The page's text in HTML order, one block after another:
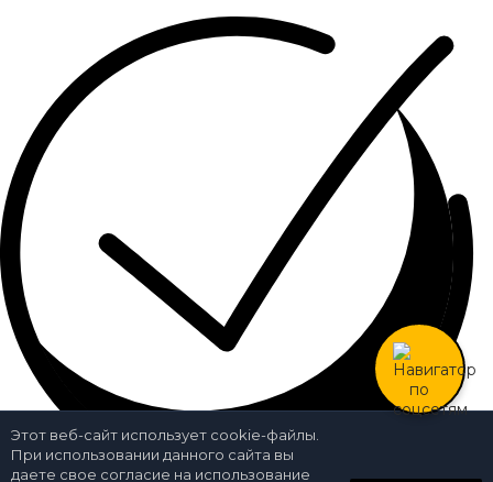
Этот веб-сайт использует cookie-файлы.
При использовании данного сайта вы
даете свое согласие на использование